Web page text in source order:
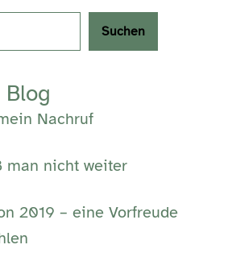
Suchen
Nachruf
man nicht weiter
2019 – eine Vorfreude